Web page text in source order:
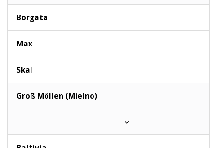
Borgata
Max
Skal
Groß Möllen (Mielno)